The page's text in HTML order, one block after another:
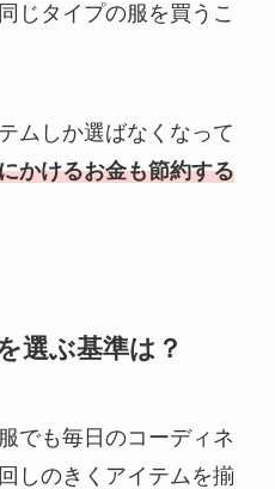
じタイプの服を買うこ
ムしか選ばなくなって
かけるお金も節約する
選ぶ基準は？
でも毎日のコーディネ
しのきくアイテムを揃